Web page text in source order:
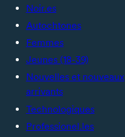
Noir.es
Autochtones
Femmes
Jeunes (18-39)
Nouvelles et nouveaux
arrivants
Technologiques
Professionel.les